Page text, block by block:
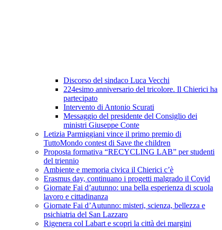
Discorso del sindaco Luca Vecchi
224esimo anniversario del tricolore. Il Chierici ha
partecipato
Intervento di Antonio Scurati
Messaggio del presidente del Consiglio dei
ministri Giuseppe Conte
Letizia Parmiggiani vince il primo premio di
TuttoMondo contest di Save the children
Proposta formativa “RECYCLING LAB” per studenti
del triennio
Ambiente e memoria civica il Chierici c’è
Erasmus day, continuano i progetti malgrado il Covid
Giornate Fai d’autunno: una bella esperienza di scuola
lavoro e cittadinanza
Giornate Fai d’Autunno: misteri, scienza, bellezza e
psichiatria del San Lazzaro
Rigenera col Labart e scopri la città dei margini